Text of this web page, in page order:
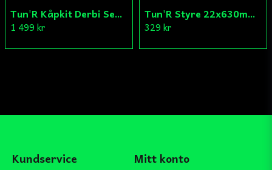
Tun'R Kåpkit Derbi Senda
1 499 kr
Tun'R Styre 22x630mm Vit
329 kr
Kundservice Mitt konto